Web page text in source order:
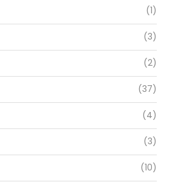
(1)
(3)
(2)
(37)
(4)
(3)
(10)